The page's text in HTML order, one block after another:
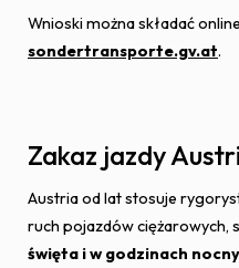
Wnioski można składać
sondertransporte.gv.at.
Zakaz jazdy
Austria od lat stosuje
ruch pojazdów ciężarowych,
święta i w godzinach